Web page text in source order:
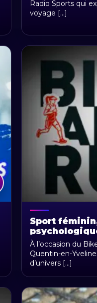
Radio Sports qui
voyage [...]
Sport
2026 du
Yvelines
À l’occasion du
Quentin-en-
d’univers [...]